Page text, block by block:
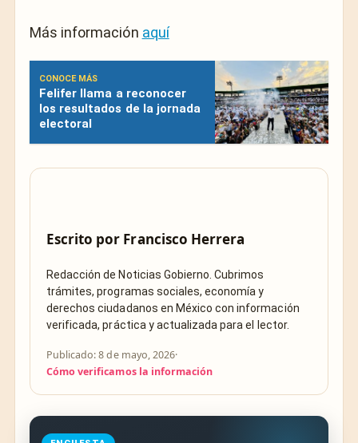
Más información aquí
CONOCE MÁS
Felifer llama a reconocer
los resultados de la jornada
electoral
Escrito por Francisco Herrera
Redacción de Noticias Gobierno. Cubrimos
trámites, programas sociales, economía y
derechos ciudadanos en México con información
verificada, práctica y actualizada para el lector.
Publicado: 8 de mayo, 2026·
Cómo verificamos la información